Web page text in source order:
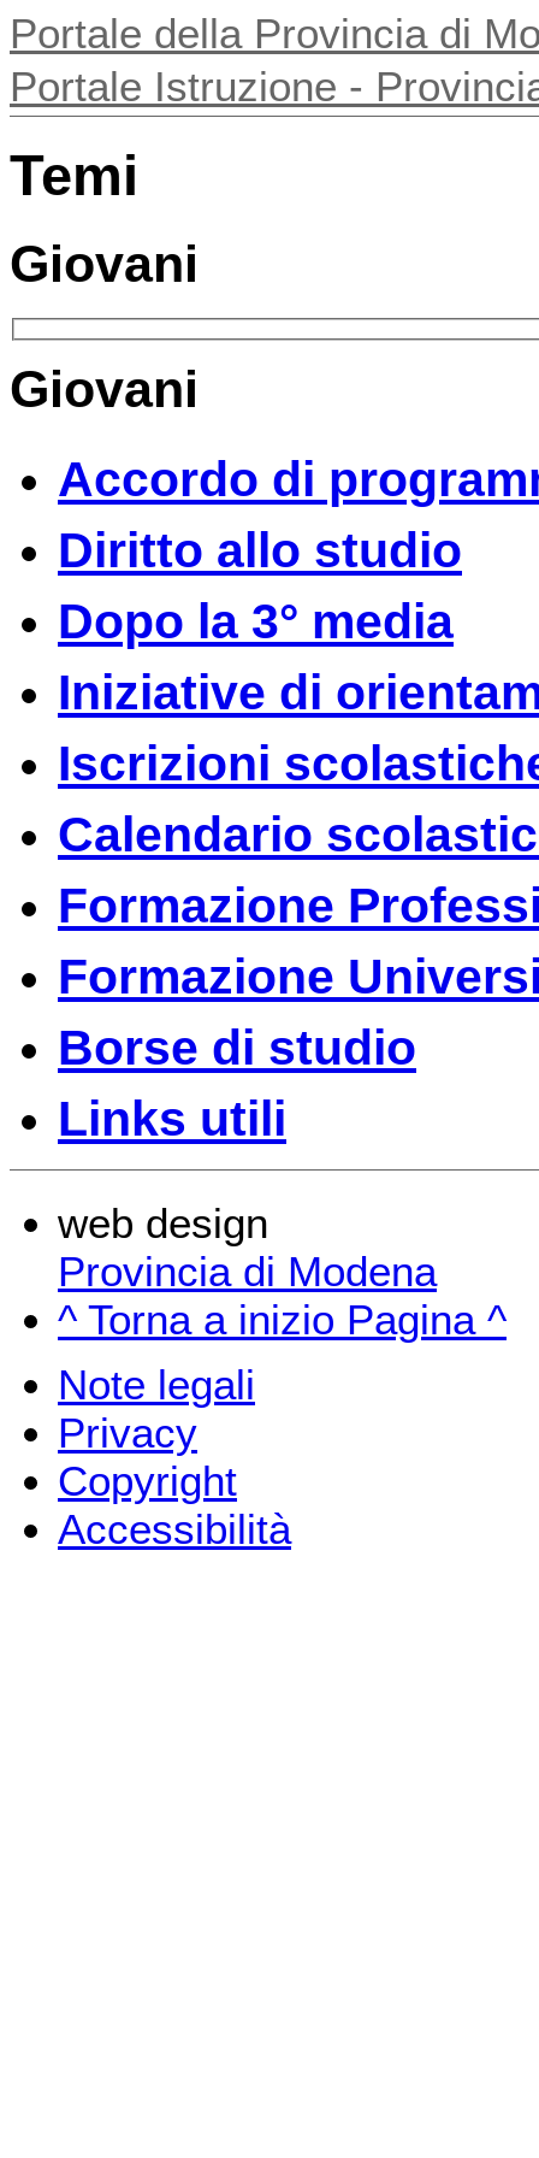
Portale della Provincia di
Portale Istruzione -
Temi
Giovani
Giovani
Accordo di
Diritto allo studio
Dopo la 3° media
Iniziative di
Iscrizioni
Calendario
Formazione
Formazione
Borse di studio
Links utili
web design
Provincia di Modena
^ Torna a inizio Pagina ^
Note legali
Privacy
Copyright
Accessibilità